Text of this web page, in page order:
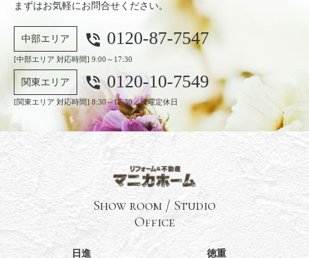
まずはお気軽にお問合せください。
中部エリア phone_in_talk 0120-87-7547
[中部エリア 対応時間] 9:00～17:30
関東エリア phone_in_talk 0120-10-7549
[関東エリア 対応時間] 8:30～17:30／日曜定休日
Show room / Studio
Office
日進
徳重